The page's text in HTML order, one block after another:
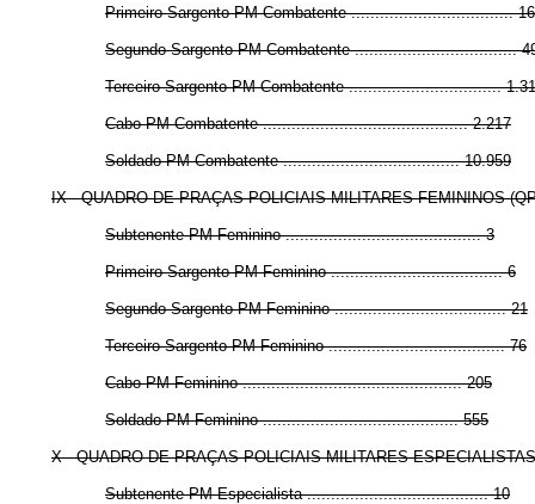
Primeiro-Sargento PM Combatente ..................................
Segundo-Sargento PM Combatente ..................................
Terceiro-Sargento PM Combatente ................................
Cabo PM Combatente ........................................... 2.217
Soldado PM Combatente ..................................... 10.959
IX - QUADRO DE PRAÇAS POLICIAIS MILITARES FEMININOS
Subtenente PM Feminino ......................................... 3
Primeiro-Sargento PM Feminino .................................... 6
Segundo-Sargento PM Feminino .................................... 21
Terceiro-Sargento PM Feminino ..................................... 76
Cabo PM Feminino .............................................. 205
Soldado PM Feminino ......................................... 555
X - QUADRO DE PRAÇAS POLICIAIS MILITARES
Subtenente PM Especialista ...................................... 10